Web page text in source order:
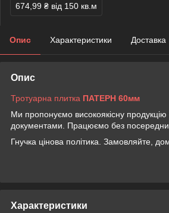
674,99 ₴ від 150 кв.м
Опис Характеристики Доставка
Опис
Тротуарна плитка ПАТЕРН 60мм
Ми пропонуємо високоякісну продукцію
документами. Працюємо без
Гнучка цінова політика. Замовляйте,
Характеристики